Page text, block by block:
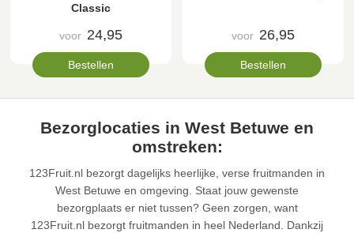
Classic
voor 24,95
Bestellen
voor 26,95
Bestellen
Bezorglocaties in West Betuwe en
omstreken:
123Fruit.nl bezorgt dagelijks heerlijke, verse fruitmanden in
West Betuwe en omgeving. Staat jouw gewenste
bezorgplaats er niet tussen? Geen zorgen, want
123Fruit.nl bezorgt fruitmanden in heel Nederland. Dankzij